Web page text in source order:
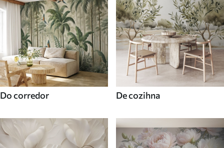
Do corredor De cozihna